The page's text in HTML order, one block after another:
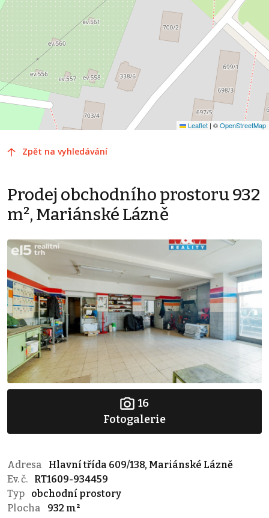
Leaflet | ©OpenStreetMap
Zpět na vyhledávání
Prodej obchodního prostoru 932
m², Mariánské Lázně
16
Fotogalerie
Adresa
Hlavní třída 609/138, Mariánské Lázně
Ev. č.
RT1609-934459
Typ
obchodní prostory
Plocha
932 m²